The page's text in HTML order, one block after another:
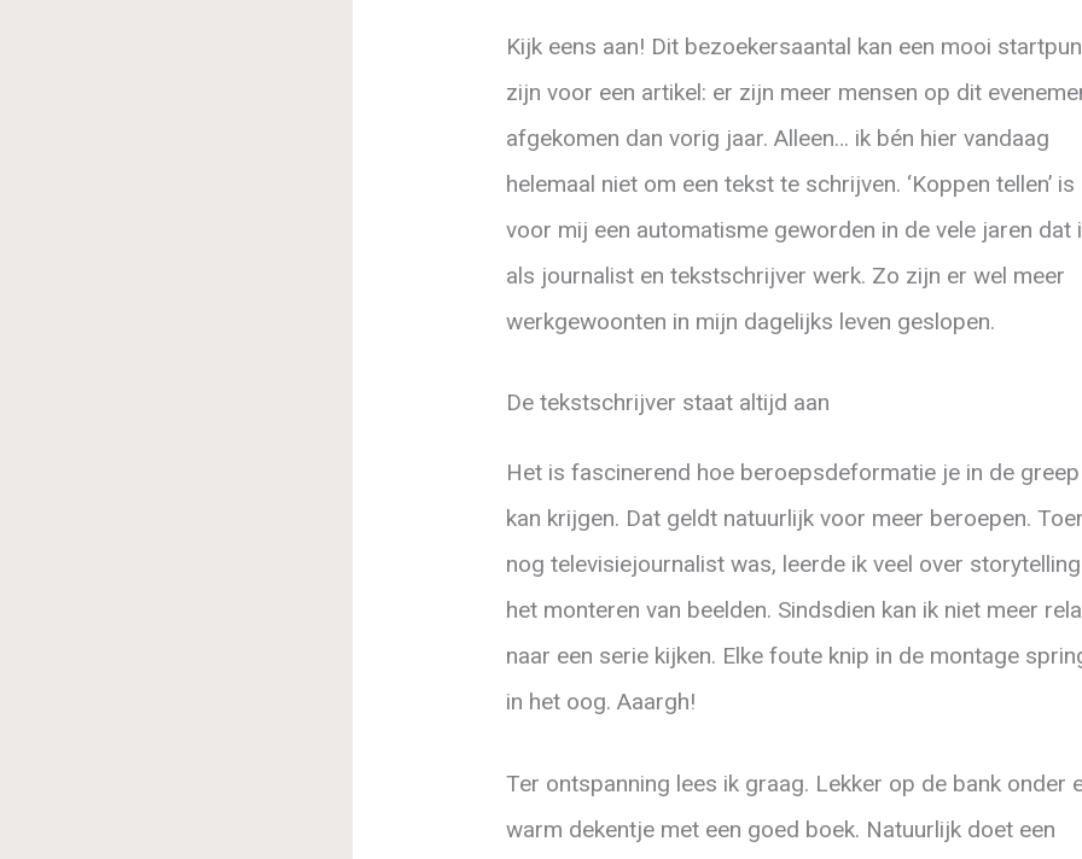
Kijk eens aan! Dit bezoekersaantal kan een mooi
zijn voor een artikel: er zijn meer mensen op dit
afgekomen dan vorig jaar. Alleen… ik bén hier vandaag
helemaal niet om een tekst te schrijven. ‘Koppen tellen’ is
voor mij een automatisme geworden in de vele jaren dat
als journalist en tekstschrijver werk. Zo zijn er wel meer
werkgewoonten in mijn dagelijks leven geslopen.
De tekstschrijver staat altijd aan
Het is fascinerend hoe beroepsdeformatie je in de greep
kan krijgen. Dat geldt natuurlijk voor meer beroepen.
nog televisiejournalist was, leerde ik veel over
het monteren van beelden. Sindsdien kan ik niet meer
naar een serie kijken. Elke foute knip in de montage
in het oog. Aaargh!
Ter ontspanning lees ik graag. Lekker op de bank onder
warm dekentje met een goed boek. Natuurlijk doet een